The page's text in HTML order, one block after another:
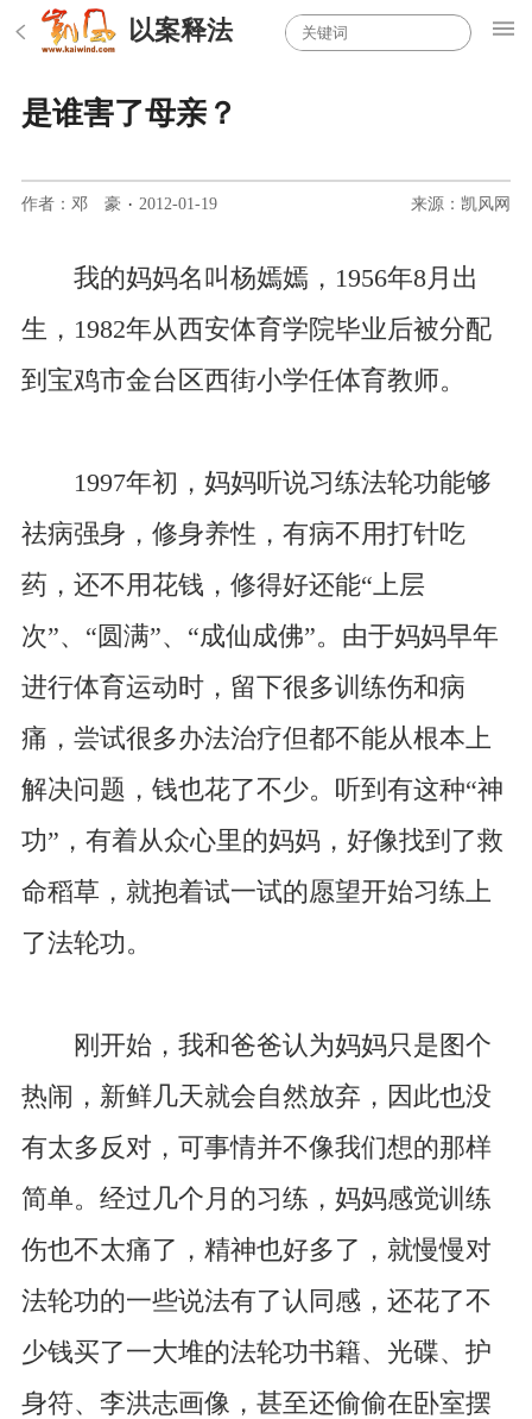
以案释法
是谁害了母亲？
作者：邓 豪 · 2012-01-19 来源：凯风网
我的妈妈名叫杨嫣嫣，1956年8月出
生，1982年从西安体育学院毕业后被分配
到宝鸡市金台区西街小学任体育教师。
1997年初，妈妈听说习练法轮功能够
祛病强身，修身养性，有病不用打针吃
药，还不用花钱，修得好还能“上层
次”、“圆满”、“成仙成佛”。由于妈妈早年
进行体育运动时，留下很多训练伤和病
痛，尝试很多办法治疗但都不能从根本上
解决问题，钱也花了不少。听到有这种“神
功”，有着从众心里的妈妈，好像找到了救
命稻草，就抱着试一试的愿望开始习练上
了法轮功。
刚开始，我和爸爸认为妈妈只是图个
热闹，新鲜几天就会自然放弃，因此也没
有太多反对，可事情并不像我们想的那样
简单。经过几个月的习练，妈妈感觉训练
伤也不太痛了，精神也好多了，就慢慢对
法轮功的一些说法有了认同感，还花了不
少钱买了一大堆的法轮功书籍、光碟、护
身符、李洪志画像，甚至还偷偷在卧室摆